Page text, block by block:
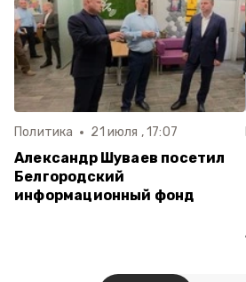
Политика 21 июля , 17:07
Александр Шуваев посетил
Белгородский
информационный фонд